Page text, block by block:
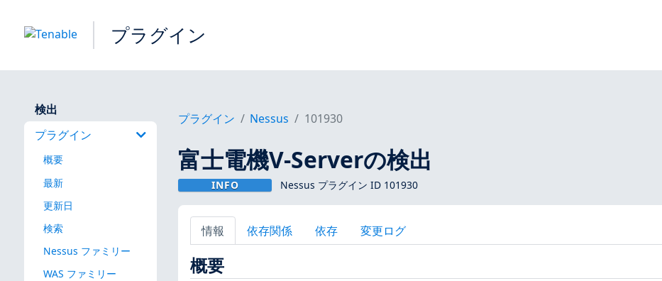
プラグイン
検出
プラグイン
概要
最新
更新日
検索
Nessus ファミリー
WAS ファミリー
プラグイン Nessus 101930
富士電機V-Serverの検出
INFO Nessus プラグイン ID 101930
情報 依存関係 依存 変更ログ
概要